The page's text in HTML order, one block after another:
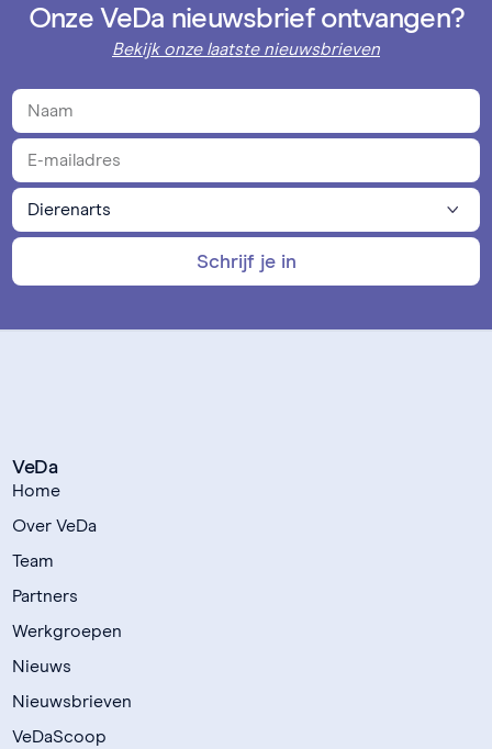
Onze VeDa nieuwsbrief ontvangen?
Bekijk onze laatste nieuwsbrieven
Schrijf je in
VeDa
Home
Over VeDa
Team
Partners
Werkgroepen
Nieuws
Nieuwsbrieven
VeDaScoop